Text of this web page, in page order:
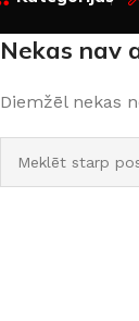
Nekas nav
Diemžēl nekas